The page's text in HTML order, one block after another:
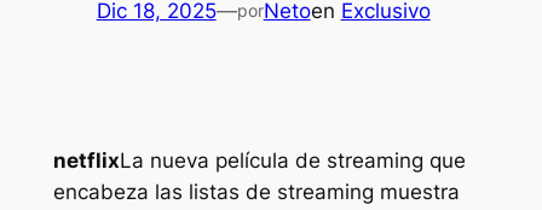
Dic 18, 2025—porNetoen Exclusivo
netflixLa nueva película de streaming que
encabeza las listas de streaming muestra